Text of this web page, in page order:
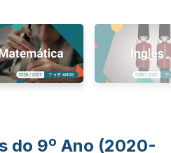
do 9º Ano (2020-